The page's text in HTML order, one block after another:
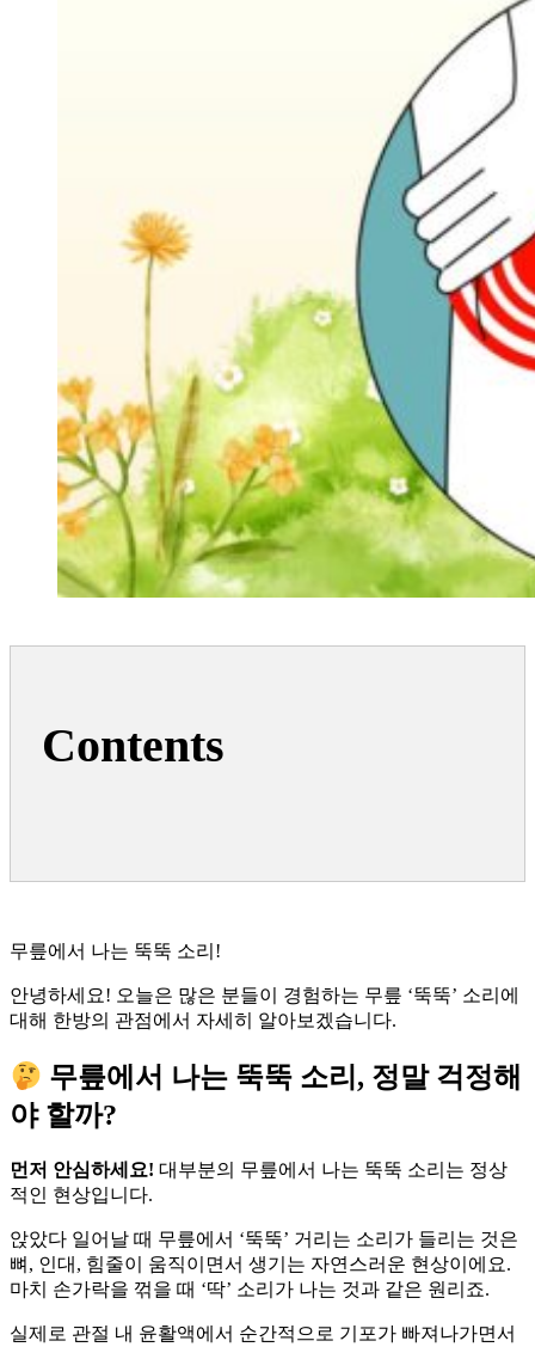
무릎에서 나는 뚝뚝 소리!
안녕하세요! 오늘은 많은 분들이 경험하는 무릎 ‘뚝뚝’ 소리에
대해 한방의 관점에서 자세히 알아보겠습니다.
무릎에서 나는 뚝뚝 소리, 정말 걱정해
야 할까?
먼저 안심하세요! 대부분의 무릎에서 나는 뚝뚝 소리는 정상
적인 현상입니다.
앉았다 일어날 때 무릎에서 ‘뚝뚝’ 거리는 소리가 들리는 것은
뼈, 인대, 힘줄이 움직이면서 생기는 자연스러운 현상이에요.
마치 손가락을 꺾을 때 ‘딱’ 소리가 나는 것과 같은 원리죠.
실제로 관절 내 윤활액에서 순간적으로 기포가 빠져나가면서
Contents